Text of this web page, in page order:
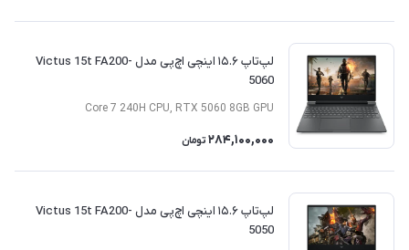
لپ‌تاپ ۱۵.۶ اینچی اچ‌پی مدل Victus 15t FA200-
5060
Core 7 240H CPU, RTX 5060 8GB GPU
284,100,000 تومان
لپ‌تاپ ۱۵.۶ اینچی اچ‌پی مدل Victus 15t FA200-
5050